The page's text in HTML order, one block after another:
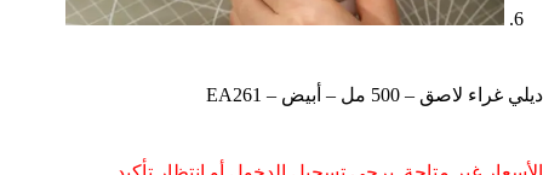
ديلي غراء لاصق – 500 مل – أبيض – EA261